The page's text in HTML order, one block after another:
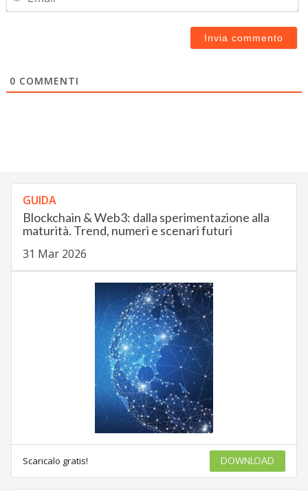
0 COMMENTI
GUIDA
Blockchain & Web3: dalla sperimentazione alla
maturità. Trend, numeri e scenari futuri
31 Mar 2026
Scaricalo gratis! DOWNLOAD